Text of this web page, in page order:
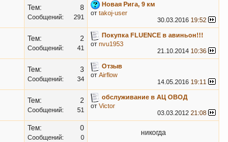
8
Тем:
291
Сообщений:
Новая Рига, 9 км
от takoj-user
30.03.2016 19:52
2
Тем:
41
Сообщений:
Покупка FLUENCE в авиньон!!!
от nvu1953
21.10.2014 10:36
3
Тем:
34
Сообщений:
Отзыв
от Airflow
14.05.2016 19:11
2
Тем:
51
Сообщений:
обслуживание в АЦ ОВОД
от Victor
03.03.2012 21:08
0
Тем:
0
Сообщений:
никогда